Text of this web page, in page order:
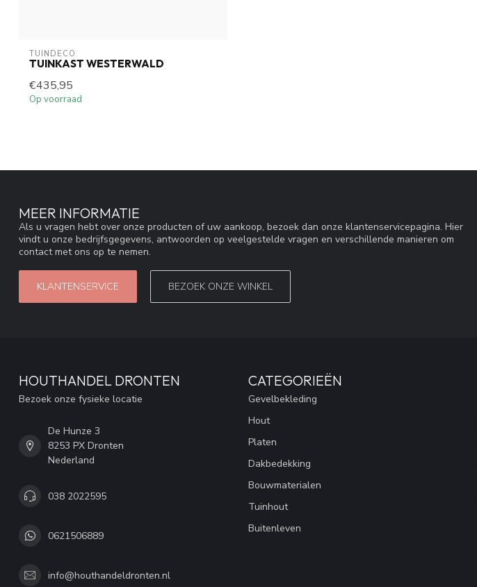
TUINDECO
TUINKAST WESTERWALD
€435,95
Op voorraad
MEER INFORMATIE
Als u vragen hebt over onze producten of uw aankoop, bezoek dan onze klantenservicepagina. Hier
vindt u onze bedrijfsgegevens, antwoorden op veelgestelde vragen en verschillende manieren om
contact met ons op te nemen.
KLANTENSERVICE BEZOEK ONZE WINKEL
HOUTHANDEL DRONTEN
Bezoek onze fysieke locatie
De Hunze 3
8253 PX Dronten
Nederland
038 2022595
0621506889
info@houthandeldronten.nl
CATEGORIEËN
Gevelbekleding
Hout
Platen
Dakbedekking
Bouwmaterialen
Tuinhout
Buitenleven